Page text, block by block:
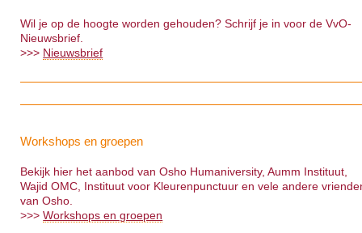
Wil je op de hoogte worden gehouden? Schrijf je in voor de VvO-
Nieuwsbrief.
>>> Nieuwsbrief
Workshops en groepen
Bekijk hier het aanbod van Osho Humaniversity, Aumm Instituut,
Wajid OMC, Instituut voor Kleurenpunctuur en vele andere
van Osho.
>>>Workshops en groepen